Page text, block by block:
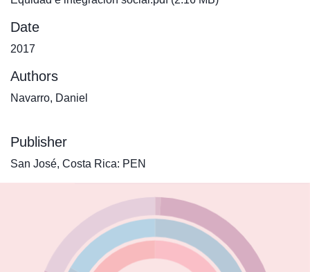
Date
2017
Authors
Navarro, Daniel
Publisher
San José, Costa Rica: PEN